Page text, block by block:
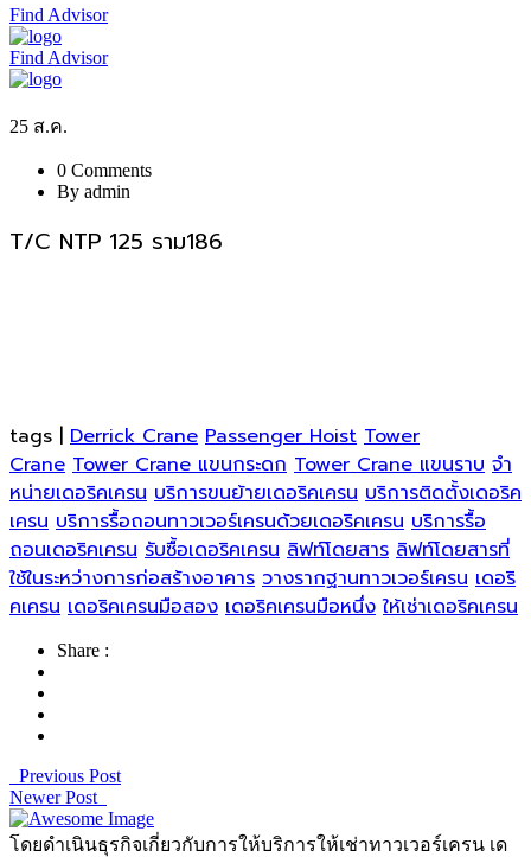
Find Advisor
Find Advisor
25 ส.ค.
0 Comments
By admin
T/C NTP 125 ราม186
tags | Derrick Crane Passenger Hoist Tower
Crane Tower Crane แขนกระดก Tower Crane แขนราบ จำ
หน่ายเดอริคเครน บริการขนย้ายเดอริคเครน บริการติดตั้งเดอริค
เครน บริการรื้อถอนทาวเวอร์เครนด้วยเดอริคเครน บริการรื้อ
ถอนเดอริคเครน รับซื้อเดอริคเครน ลิฟท์โดยสาร ลิฟท์โดยสารที่
ใช้ในระหว่างการก่อสร้างอาคาร วางรากฐานทาวเวอร์เครน เดอริ
คเครน เดอริคเครนมือสอง เดอริคเครนมือหนึ่ง ให้เช่าเดอริคเครน
Share :
Previous Post
Newer Post
โดยดำเนินธุรกิจเกี่ยวกับการให้บริการให้เช่าทาวเวอร์เครน เด